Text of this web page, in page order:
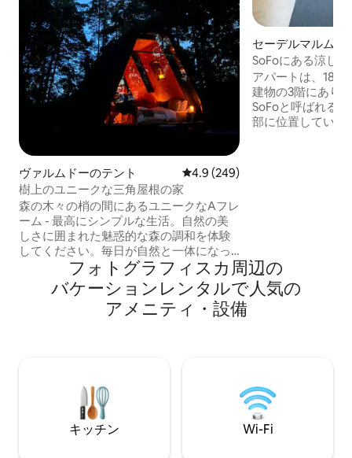
ヴァルムドーのテント レビュー249件、5つ星中4.9つ
4.9 (249)
樹上のユニークな三角屋根の家
森の木々の梢の間にあるユニークなAフレ
ーム - 最高にシンプルな生活。自然の美
しさに囲まれた魅惑的な森の調和を体験
してください。毎日が自然と一体になっ
たような感覚を味わえます。 パチパチと
音を立てるストーブのそばで、自然の風
と音をお楽しみください。グリルやホッ
トプレートで食材を調理します。 大切な
だけます。最大2名様までご宿泊いただけ
セーデルマルムの
ン・アパート
SoFoにある涼し
ート、65平方メー
アパートは、
建物の3階にあり
SoFoと呼ばれる
部に位置していま
す。
フォトグラフィスカ⁠周⁠辺⁠の
バ⁠ケ⁠ー⁠シ⁠ョ⁠ン⁠レ⁠ン⁠タ⁠ル⁠で人⁠気⁠の
ア⁠メ⁠ニ⁠テ⁠ィ⁠・⁠設⁠備
キッチン Wi-Fi